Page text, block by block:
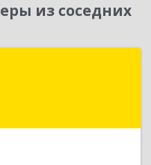
из соседних
обл, Екатеринбург г,